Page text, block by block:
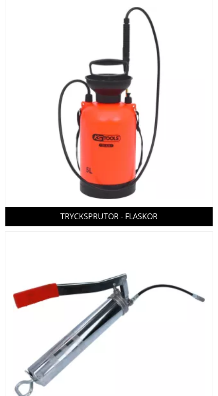
TRYCKSPRUTOR - FLASKOR